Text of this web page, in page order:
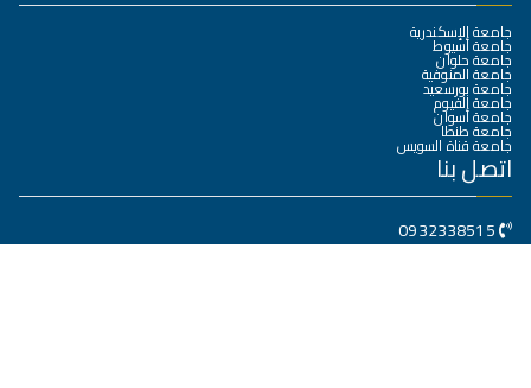
جامعة الإسكندرية
جامعة أسيوط
جامعة حلوان
جامعة المنوفية
جامعة بورسعيد
جامعة الفيوم
جامعة أسوان
جامعة طنطا
جامعة قناة السويس
اتصل بنا
0932338515